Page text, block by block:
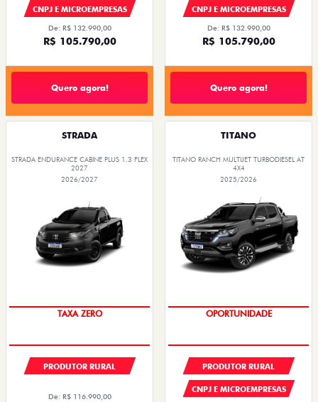
CNPJ E MICROEMPRESAS
De: R$ 132.990,00
R$ 105.790,00
Quero agora!
CNPJ E MICROEMPRESAS
De: R$ 132.990,00
R$ 105.790,00
Quero agora!
STRADA
STRADA ENDURANCE CABINE PLUS 1.3 FLEX
2027
2026/2027
TAXA ZERO
PRODUTOR RURAL
De: R$ 116.990,00
TITANO
TITANO RANCH MULTIJET TURBODIESEL AT
4X4
2025/2026
OPORTUNIDADE
PRODUTOR RURAL
CNPJ E MICROEMPRESAS